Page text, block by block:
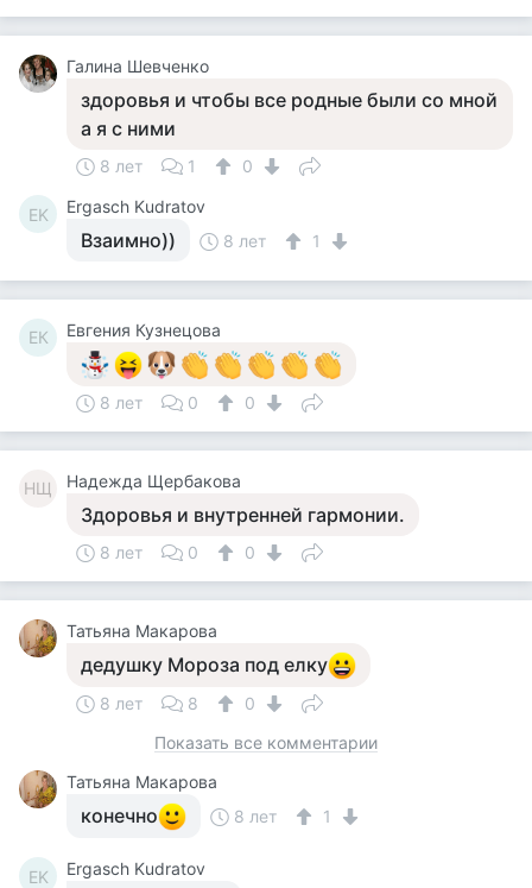
Галина Шевченко
здоровья и чтобы все родные были со мной
а я с ними
8 лет 1 0
EK Ergasch Kudratov
Взаимно)) 8 лет 1
ЕК Евгения Кузнецова
8 лет 0 0
НЩ Надежда Щербакова
Здоровья и внутренней гармонии.
8 лет 0 0
Татьяна Макарова
дедушку Мороза под елку
8 лет 8
0
Показать все комментарии
Татьяна Макарова
конечно 8 лет 1
EK Ergasch Kudratov